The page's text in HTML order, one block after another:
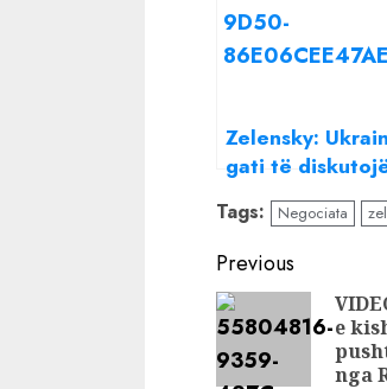
Zelensky:
gati të
armëpushimin
Rusinë
Tags: Negociata
Continue
Reading
Previous
e
nga